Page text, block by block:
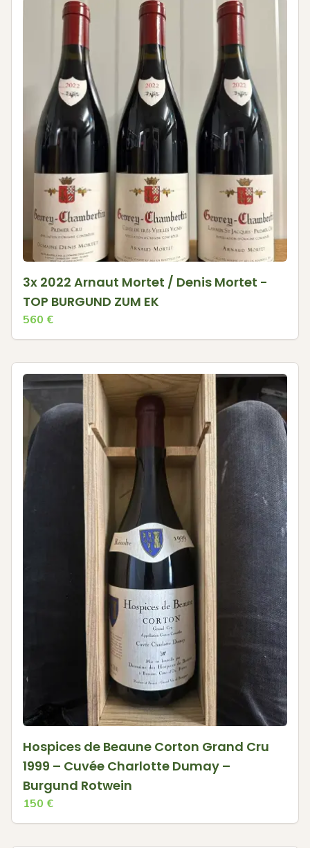
3x 2022 Arnaut Mortet / Denis Mortet -
TOP BURGUND ZUM EK
560 €
Hospices de Beaune Corton Grand Cru
1999 – Cuvée Charlotte Dumay –
Burgund Rotwein
150 €